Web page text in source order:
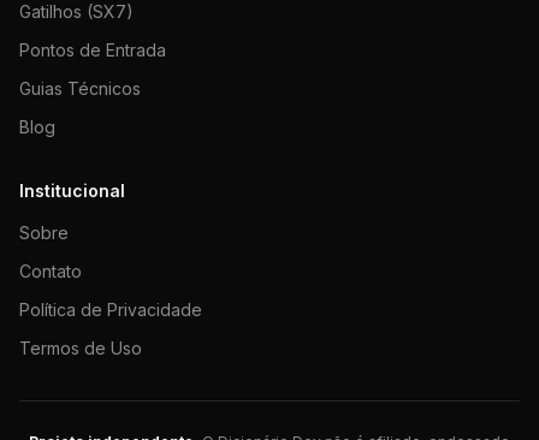
Gatilhos (SX7)
Pontos de Entrada
Guias Técnicos
Blog
Institucional
Sobre
Contato
Política de Privacidade
Termos de Uso